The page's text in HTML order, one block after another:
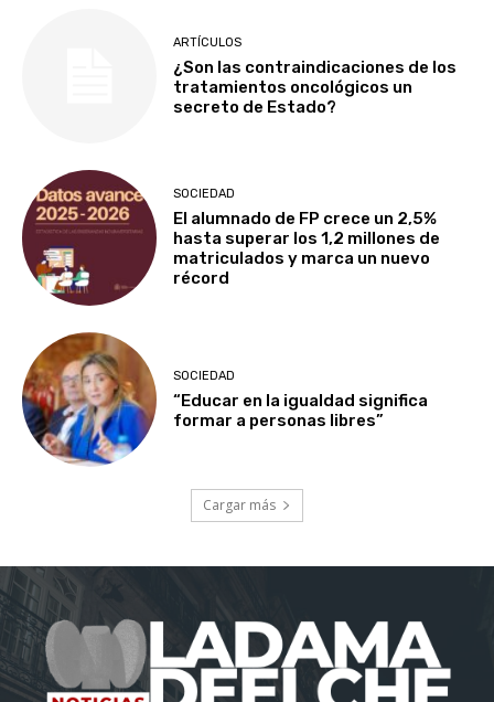
ARTÍCULOS
¿Son las contraindicaciones de los
tratamientos oncológicos un
secreto de Estado?
SOCIEDAD
El alumnado de FP crece un 2,5%
hasta superar los 1,2 millones de
matriculados y marca un nuevo
récord
SOCIEDAD
“Educar en la igualdad significa
formar a personas libres”
Cargar más